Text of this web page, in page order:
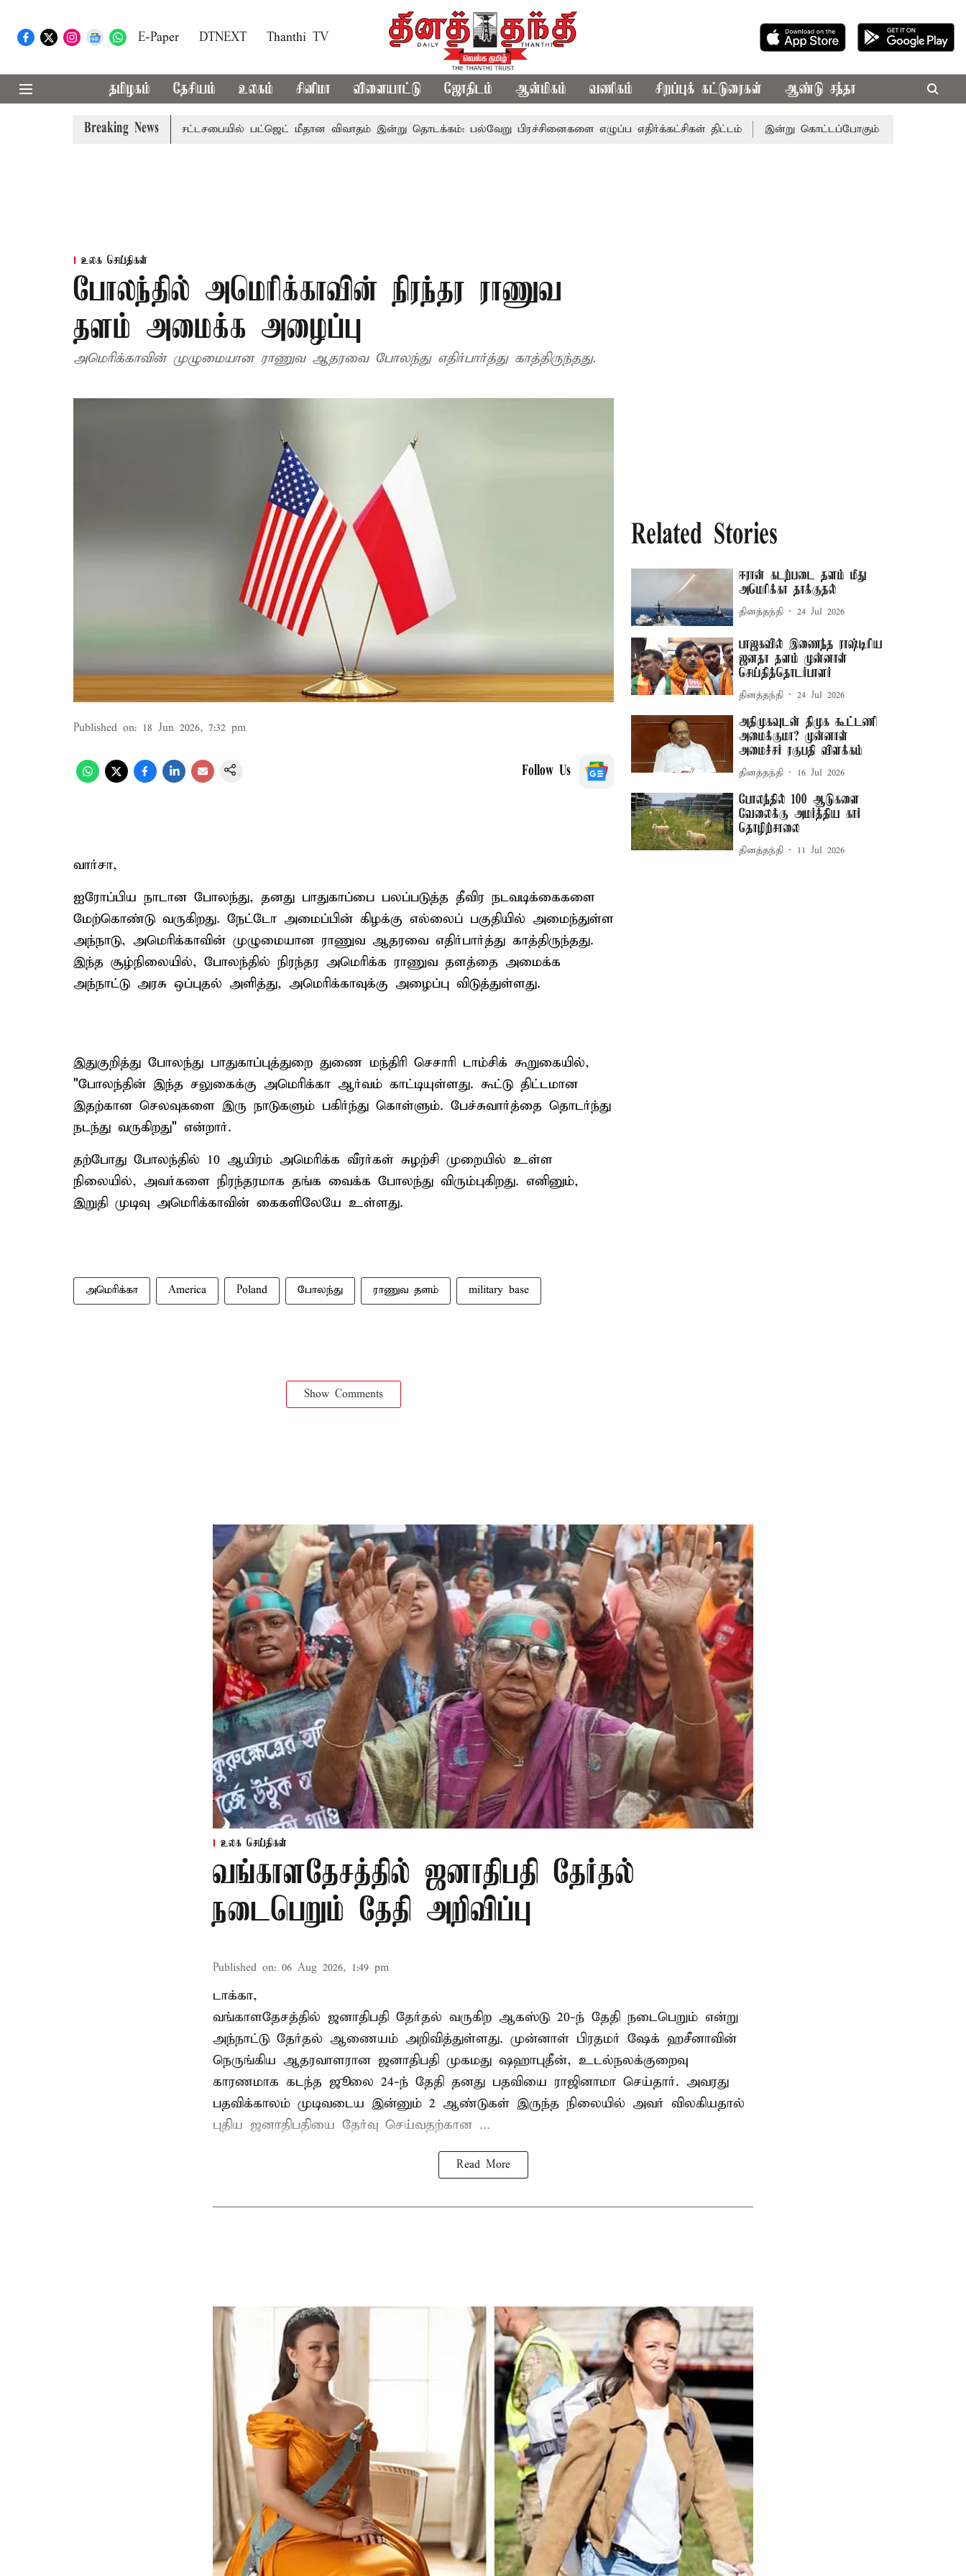
E-Paper DTNEXT Thanthi TV
தமிழகம் தேசியம் உலகம் சினிமா விளையாட்டு ஜோதிடம் ஆன்மிகம் வணிகம் சிறப்புக் கட்டுரைகள் ஆண்டு சந்தா
Breaking News
தடுமாற்றமா? சட்டசபையில் பட்ஜெட் மீதான விவாதம் இன்று தொடக்கம்: பல்வேறு பிரச்சினைகளை எழுப்ப எதிர்க்கட்சிகள் திட்டம் இன்று கொட்டப்போகும் கனமழை.. எந்தெந்த
உலக செய்திகள்
போலந்தில் அமெரிக்காவின் நிரந்தர ராணுவ
தளம் அமைக்க அழைப்பு
அமெரிக்காவின் முழுமையான ராணுவ ஆதரவை போலந்து எதிர்பார்த்து காத்திருந்தது.
Published on: 18 Jun 2026, 7:32 pm
Follow Us
வார்சா,
ஐரோப்பிய நாடான போலந்து, தனது பாதுகாப்பை பலப்படுத்த தீவிர நடவடிக்கைகளை
மேற்கொண்டு வருகிறது. நேட்டோ அமைப்பின் கிழக்கு எல்லைப் பகுதியில் அமைந்துள்ள
அந்நாடு, அமெரிக்காவின் முழுமையான ராணுவ ஆதரவை எதிர்பார்த்து காத்திருந்தது.
இந்த சூழ்நிலையில், போலந்தில் நிரந்தர அமெரிக்க ராணுவ தளத்தை அமைக்க
அந்நாட்டு அரசு ஒப்புதல் அளித்து, அமெரிக்காவுக்கு அழைப்பு விடுத்துள்ளது.
இதுகுறித்து போலந்து பாதுகாப்புத்துறை துணை மந்திரி செசாரி டாம்சிக் கூறுகையில்,
"போலந்தின் இந்த சலுகைக்கு அமெரிக்கா ஆர்வம் காட்டியுள்ளது. கூட்டு திட்டமான
இதற்கான செலவுகளை இரு நாடுகளும் பகிர்ந்து கொள்ளும். பேச்சுவார்த்தை தொடர்ந்து
நடந்து வருகிறது" என்றார்.
தற்போது போலந்தில் 10 ஆயிரம் அமெரிக்க வீரர்கள் சுழற்சி முறையில் உள்ள
நிலையில், அவர்களை நிரந்தரமாக தங்க வைக்க போலந்து விரும்புகிறது. எனினும்,
இறுதி முடிவு அமெரிக்காவின் கைகளிலேயே உள்ளது.
அமெரிக்கா America Poland போலந்து ராணுவ தளம் military base
Show Comments
Related Stories
ஈரான் கடற்படை தளம் மீது
அமெரிக்கா தாக்குதல்
தினத்தந்தி 24 Jul 2026
பாஜகவில் இணைந்த ராஷ்டிரிய
ஜனதா தளம் முன்னாள்
செய்தித்தொடர்பாளர்
தினத்தந்தி 24 Jul 2026
அதிமுகவுடன் திமுக கூட்டணி
அமைக்குமா? முன்னாள்
அமைச்சர் ரகுபதி விளக்கம்
தினத்தந்தி 16 Jul 2026
போலந்தில் 100 ஆடுகளை
வேலைக்கு அமர்த்திய கார்
தொழிற்சாலை
தினத்தந்தி 11 Jul 2026
உலக செய்திகள்
வங்காளதேசத்தில் ஜனாதிபதி தேர்தல்
நடைபெறும் தேதி அறிவிப்பு
Published on: 06 Aug 2026, 1:49 pm
டாக்கா,
வங்காளதேசத்தில் ஜனாதிபதி தேர்தல் வருகிற ஆகஸ்டு 20-ந் தேதி நடைபெறும் என்று
அந்நாட்டு தேர்தல் ஆணையம் அறிவித்துள்ளது. முன்னாள் பிரதமர் ஷேக் ஹசீனாவின்
நெருங்கிய ஆதரவாளரான ஜனாதிபதி முகமது ஷஹாபுதீன், உடல்நலக்குறைவு
காரணமாக கடந்த ஜூலை 24-ந் தேதி தனது பதவியை ராஜினாமா செய்தார். அவரது
பதவிக்காலம் முடிவடைய இன்னும் 2 ஆண்டுகள் இருந்த நிலையில் அவர் விலகியதால்
புதிய ஜனாதிபதியை தேர்வு செய்வதற்கான ...
Read More